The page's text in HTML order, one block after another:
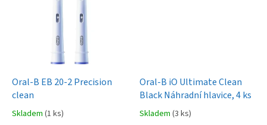
Oral-B EB 20-2 Precision
clean
Skladem (1 ks)
Oral-B iO Ultimate Clean
Black Náhradní hlavice, 4 ks
Skladem (3 ks)